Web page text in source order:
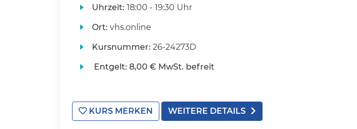
Uhrzeit: 18:00 - 19:30 Uhr
Ort: vhs.online
Kursnummer: 26-24273D
Entgelt: 8,00 € MwSt. befreit
KURS MERKEN WEITERE DETAILS